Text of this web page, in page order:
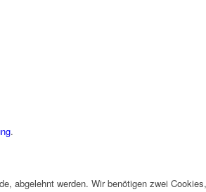
.
abgelehnt werden. Wir benötigen zwei